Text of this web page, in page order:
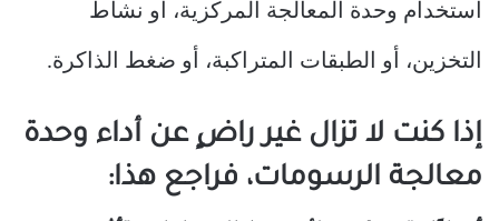
استخدام وحدة المعالجة المركزية، أو نشاط
التخزين، أو الطبقات المتراكبة، أو ضغط الذاكرة.
إذا كنت لا تزال غير راضٍ عن أداء وحدة
معالجة الرسومات، فراجع هذا: